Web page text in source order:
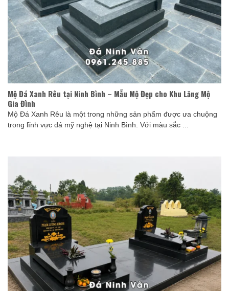
Mộ Đá Xanh Rêu tại Ninh Bình – Mẫu Mộ Đẹp cho Khu Lăng Mộ
Gia Đình
Mộ Đá Xanh Rêu là một trong những sản phẩm được ưa chuộng
trong lĩnh vực đá mỹ nghệ tại Ninh Bình. Với màu sắc ...